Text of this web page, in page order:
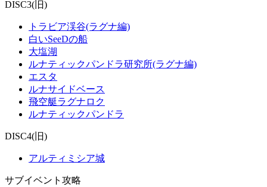
DISC3(旧)
トラビア渓谷(ラグナ編)
白いSeeDの船
大塩湖
ルナティックパンドラ研究所(ラグナ編)
エスタ
ルナサイドベース
飛空艇ラグナロク
ルナティックパンドラ
DISC4(旧)
アルティミシア城
サブイベント攻略